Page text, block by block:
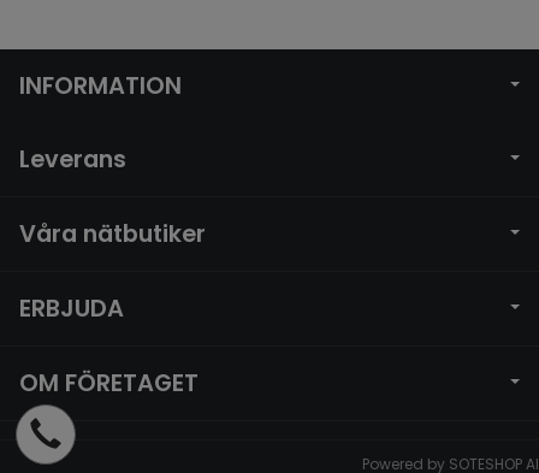
INFORMATION
Leverans
Våra nätbutiker
ERBJUDA
OM FÖRETAGET
Powered by SOTESHOP AI